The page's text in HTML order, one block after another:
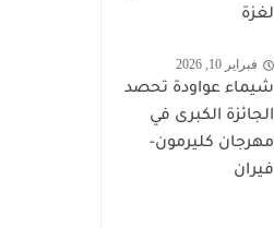
لغزة
فبراير 10, 2026
شيماء عواودة تحصد
الجائزة الكبرى في
مهرجان كليرمون-
فيران